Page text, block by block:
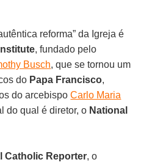
reforma” da Igreja é
, fundado pelo
Busch, que se tornou um
do Papa Francisco,
do arcebispoCarlo Maria
do qual é diretor, o National
Catholic Reporter, o